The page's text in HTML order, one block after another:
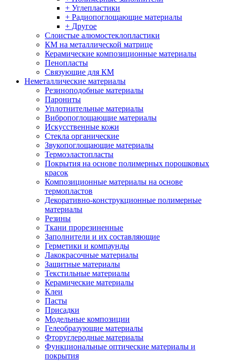
+ Углепластики
+ Радиопоглощающие материалы
+ Другое
Слоистые алюмостеклопластики
КМ на металлической матрице
Керамические композиционные материалы
Пенопласты
Связующие для КМ
Неметаллические материалы
Резиноподобные материалы
Парониты
Уплотнительные материалы
Вибропоглощающие материалы
Искусственные кожи
Стекла органические
Звукопоглощающие материалы
Термоэластопласты
Покрытия на основе полимерных порошковых
красок
Композиционные материалы на основе
термопластов
Декоративно-конструкционные полимерные
материалы
Резины
Ткани прорезиненные
Заполнители и их составляющие
Герметики и компаунды
Лакокрасочные материалы
Защитные материалы
Текстильные материалы
Керамические материалы
Клеи
Пасты
Присадки
Модельные композиции
Гелеобразующие материалы
Фторуглеродные материалы
Функциональные оптические материалы и
покрытия